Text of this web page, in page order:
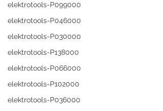
elektrotools-P099000
elektrotools-P046000
elektrotools-P030000
elektrotools-P138000
elektrotools-P066000
elektrotools-P102000
elektrotools-P036000